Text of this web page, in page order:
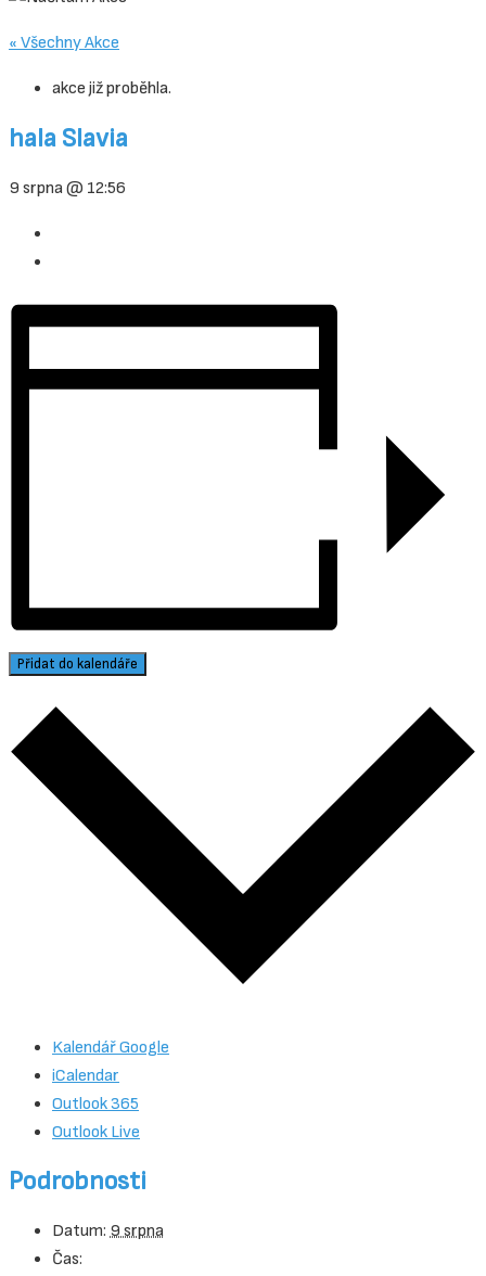
« Všechny Akce
akce již proběhla.
hala Slavia
9 srpna @ 12:56
Přidat do kalendáře
Kalendář Google
iCalendar
Outlook 365
Outlook Live
Podrobnosti
Datum: 9 srpna
Čas: